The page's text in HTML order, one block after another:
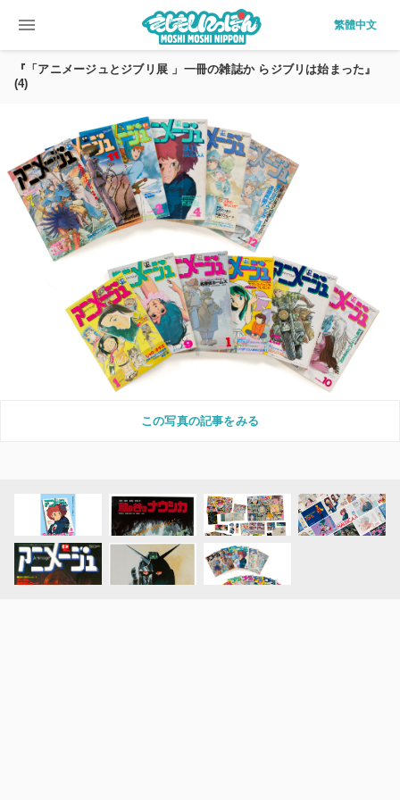
menu 繁體中文
『「アニメージュとジブリ展 」一冊の雑誌か らジブリは始まった』
(4)
この写真の記事をみる